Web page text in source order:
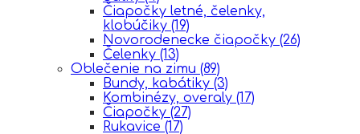
Čiapočky letné, čelenky,
klobúčiky (19)
Novorodenecke čiapočky (26)
Čelenky (13)
Oblečenie na zimu (89)
Bundy, kabátiky (3)
Kombinézy, overaly (17)
Čiapočky (27)
Rukavice (17)